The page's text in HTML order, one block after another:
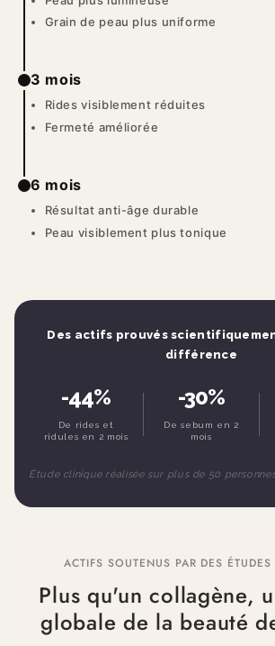
Grain de peau plus uniforme
3 mois
Rides visiblement réduites
Fermeté améliorée
6 mois
Résultat anti-âge durable
Peau visiblement plus tonique
Des actifs prouvés
différence
-44%
De rides et
ridules en 2 mois
-30%
De sebum en 2
mois
Étude clinique réalisée sur plus de 50
ACTIFS SOUTENUS PAR DES
Plus qu'un collagène,
globale de la beauté